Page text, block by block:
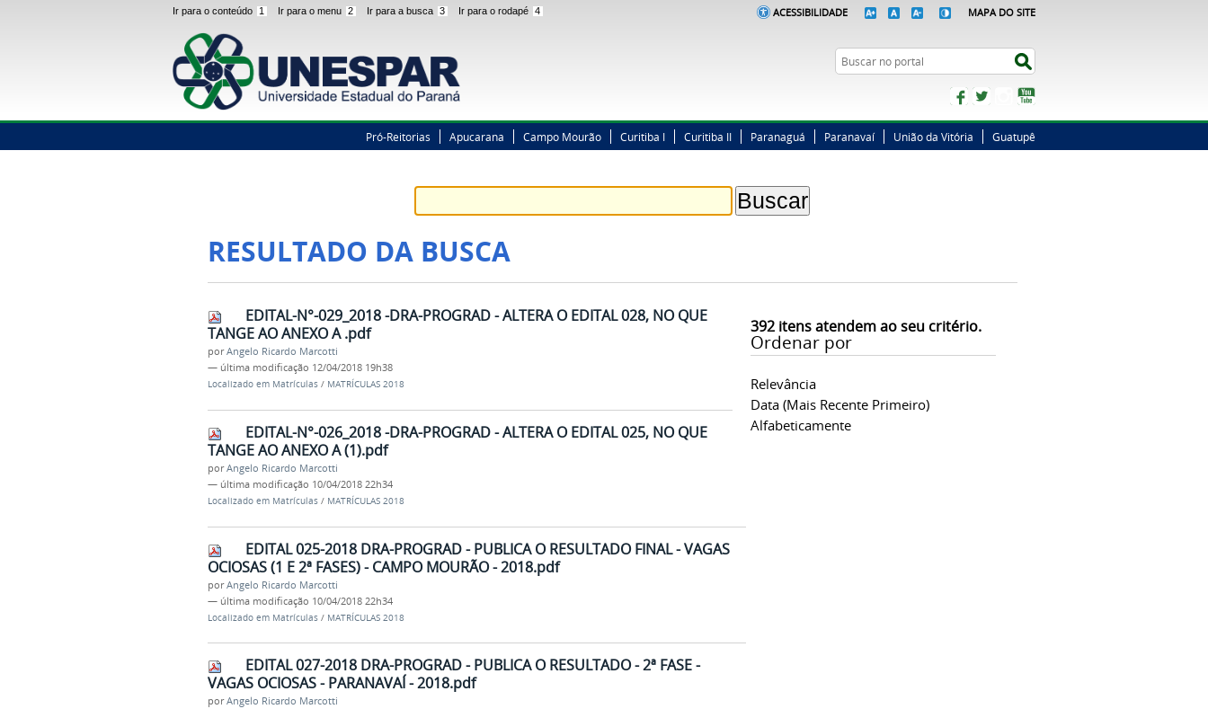
Ir para o conteúdo 1 Ir para o menu 2 Ir para a busca 3 Ir para o rodapé 4 ACESSIBILIDADE MAPA DO SITE
Busca
FacebookTwitterInstagram
Pró-Reitorias Apucarana Campo Mourão Curitiba I Curitiba II Paranaguá Paranavaí União da Vitória Guatupê
RESULTADO DA BUSCA
392itens atendem ao seu critério.
Ordenar por
Relevância
Data (mais Recente Primeiro)
Alfabeticamente
EDITAL-N°-029_2018 -DRA-PROGRAD - ALTERA O EDITAL 028, NO QUE
TANGE AO ANEXO A .pdf
porAngelo Ricardo Marcotti
— última modificação 12/04/2018 19h38
Localizado em Matrículas / MATRÍCULAS 2018
EDITAL-N°-026_2018 -DRA-PROGRAD - ALTERA O EDITAL 025, NO QUE
TANGE AO ANEXO A (1).pdf
porAngelo Ricardo Marcotti
— última modificação 10/04/2018 22h34
Localizado em Matrículas / MATRÍCULAS 2018
EDITAL 025-2018 DRA-PROGRAD - PUBLICA O RESULTADO FINAL - VAGAS
OCIOSAS (1 E 2ª FASES) - CAMPO MOURÃO - 2018.pdf
porAngelo Ricardo Marcotti
— última modificação 10/04/2018 22h34
Localizado em Matrículas / MATRÍCULAS 2018
EDITAL 027-2018 DRA-PROGRAD - PUBLICA O RESULTADO - 2ª FASE -
VAGAS OCIOSAS - PARANAVAÍ - 2018.pdf
porAngelo Ricardo Marcotti